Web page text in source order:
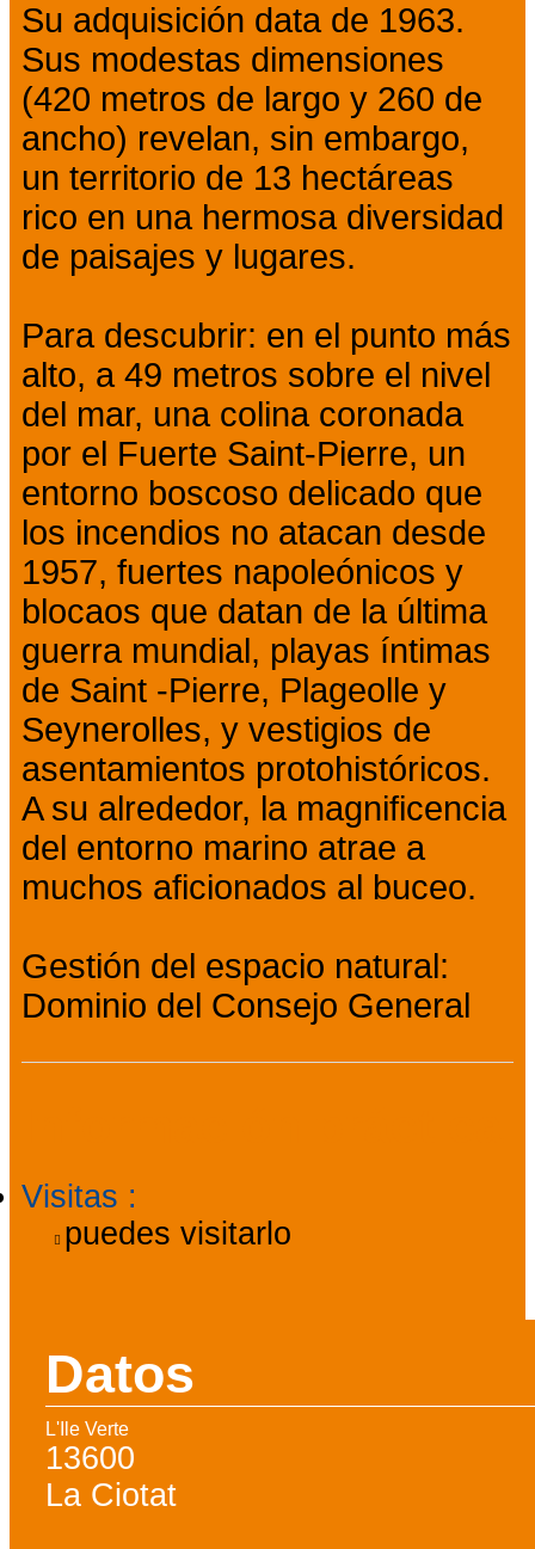
Su adquisición data de 1963.
Sus modestas dimensiones
(420 metros de largo y 260 de
ancho) revelan, sin embargo,
un territorio de 13 hectáreas
rico en una hermosa diversidad
de paisajes y lugares.
Para descubrir: en el punto más
alto, a 49 metros sobre el nivel
del mar, una colina coronada
por el Fuerte Saint-Pierre, un
entorno boscoso delicado que
los incendios no atacan desde
1957, fuertes napoleónicos y
blocaos que datan de la última
guerra mundial, playas íntimas
de Saint -Pierre, Plageolle y
Seynerolles, y vestigios de
asentamientos protohistóricos.
A su alrededor, la magnificencia
del entorno marino atrae a
muchos aficionados al buceo.
Gestión del espacio natural:
Dominio del Consejo General
Visitas :
puedes visitarlo
Datos
L'Ile Verte
13600
La Ciotat